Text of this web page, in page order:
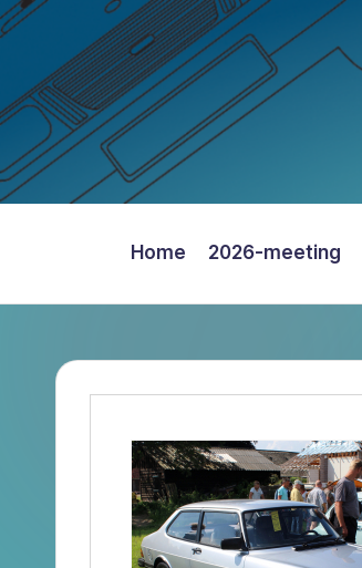
naar
de
inhoud
90
Nederland
Register
Brochures
Home 2026-meeting